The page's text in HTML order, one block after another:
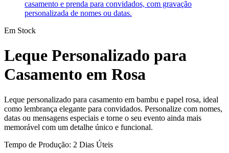
Em Stock
Leque Personalizado para
Casamento em Rosa
Leque personalizado para casamento em bambu e papel rosa, ideal
como lembrança elegante para convidados. Personalize com nomes,
datas ou mensagens especiais e torne o seu evento ainda mais
memorável com um detalhe único e funcional.
Tempo de Produção: 2 Dias Úteis